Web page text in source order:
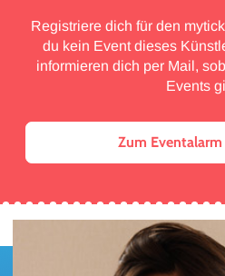
Registriere dich für den
du kein Event dieses
informieren dich per Mail,
Events
Zum